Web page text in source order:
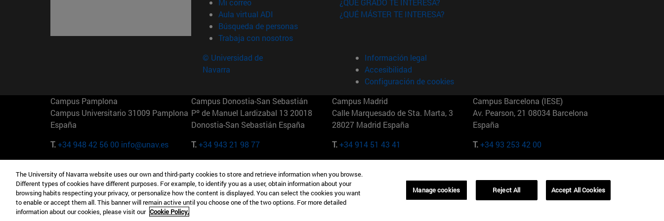
Mi correo
Aula virtual ADI (abre en nueva ventana)
Búsqueda de personas(abre en nueva ventana)
Trabaja con nosotros(abre en nueva ventana)
¿QUÉ GRADO TE INTERESA?
¿QUÉ MÁSTER TE INTERESA?
© Universidad de
Navarra
Información legal
Accesibilidad
Configuración de cookies
Campus Pamplona
Campus Universitario 31009 Pamplona
España
T.+34 948 42 56 00 info@unav.es
Campus Donostia-San Sebastián
Pº de Manuel Lardizabal 13 20018
Donostia-San Sebastián España
T.+34 943 21 98 77
Campus Madrid
Calle Marquesado de Sta. Marta, 3
28027 Madrid España
T.+34 914 51 43 41
Campus Barcelona (IESE)
Av. Pearson, 21 08034 Barcelona
España
T.+34 93 253 42 00
Camino del Cerro Águila 3 28023
Madrid España
T.+34 912 11 30 00
165 W 57th St 10019-2201 Nueva York
EE.UU
T.+1 646 346 8850
Maria-Theresia-Straße 15 81675
Múnich Alemania
T.+49 89 24209790
01321001 Bela Vista Brasil
The University of Navarra website uses our own and third-party cookies to store and retrieve information when you browse.
Different types of cookies have different purposes. For example, to identify you as a user, obtain information about your
browsing habits respecting your privacy, or personalize how the content is displayed. You can select the cookies you want
to enable or accept them all. This banner will remain active until you choose one of the two options. For more detailed
information about our cookies, please visit our Cookie Policy.
Manage cookies Reject All Accept All Cookies